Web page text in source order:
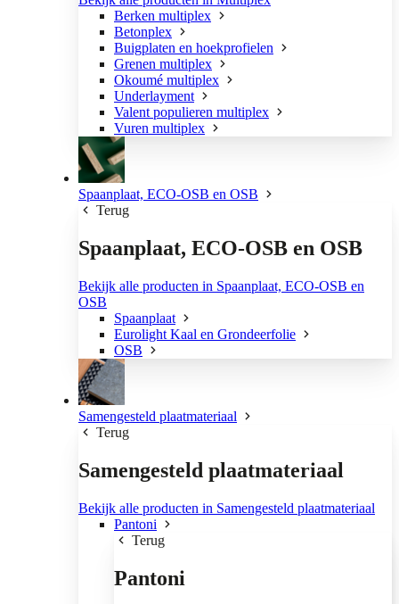
Berken multiplex
Betonplex
Buigplaten en hoekprofielen
Grenen multiplex
Okoumé multiplex
Underlayment
Valent populieren multiplex
Vuren multiplex
Spaanplaat, ECO-OSB en OSB
Terug
Spaanplaat, ECO-OSB en OSB
Bekijk alle producten in Spaanplaat, ECO-OSB en
OSB
Spaanplaat
Eurolight Kaal en Grondeerfolie
OSB
Samengesteld plaatmateriaal
Terug
Samengesteld plaatmateriaal
Bekijk alle producten in Samengesteld plaatmateriaal
Pantoni
Terug
Pantoni